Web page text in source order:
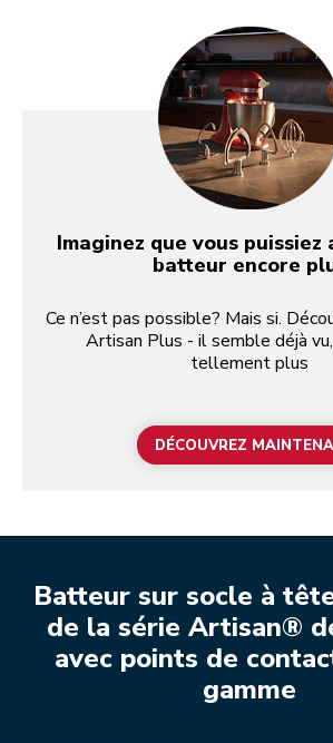
Imaginez que vous puissiez
batteur encore
Ce n’est pas possible? Mais si.
Artisan Plus - il semble déjà
tellement plus
DÉCOUVREZ
Batteur sur socle à
de la série Artisan®
avec points de
gamme